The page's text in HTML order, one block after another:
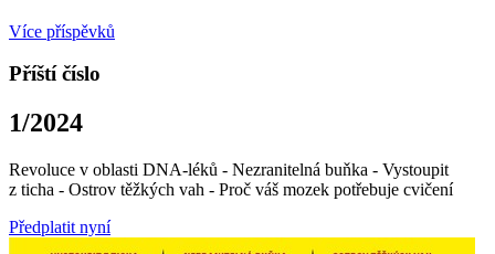
Více příspěvků
Příští číslo
1/2024
Revoluce v oblasti DNA-léků - Nezranitelná buňka - Vystoupit
z ticha - Ostrov těžkých vah - Proč váš mozek potřebuje cvičení
Předplatit nyní